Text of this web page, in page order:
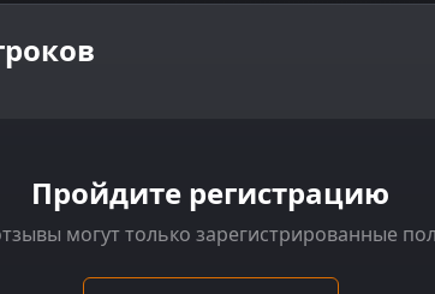
Пройдите регистрацию
могут только зарегистрированные